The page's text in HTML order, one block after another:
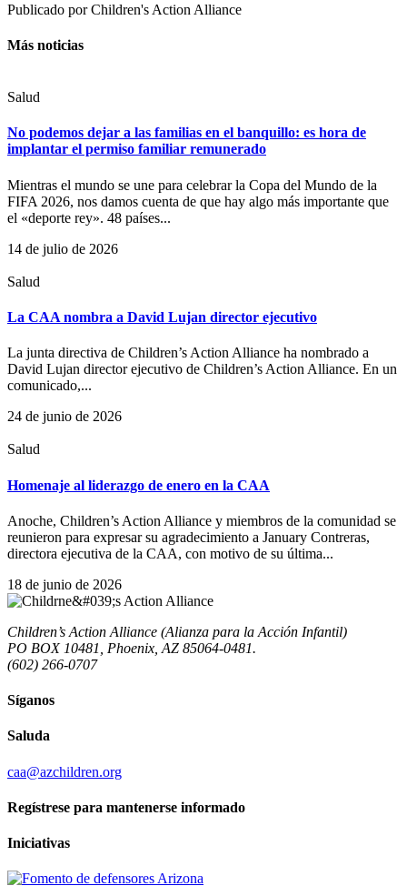
Publicado porChildren's Action Alliance
Más noticias
Salud
No podemos dejar a las familias en el banquillo: es hora de
implantar el permiso familiar remunerado
Mientras el mundo se une para celebrar la Copa del Mundo de la
FIFA 2026, nos damos cuenta de que hay algo más importante que
el «deporte rey». 48 países...
14 de julio de 2026
Salud
La CAA nombra a David Lujan director ejecutivo
La junta directiva de Children’s Action Alliance ha nombrado a
David Lujan director ejecutivo de Children’s Action Alliance. En un
comunicado,...
24 de junio de 2026
Salud
Homenaje al liderazgo de enero en la CAA
Anoche, Children’s Action Alliance y miembros de la comunidad se
reunieron para expresar su agradecimiento a January Contreras,
directora ejecutiva de la CAA, con motivo de su última...
18 de junio de 2026
Children’s Action Alliance (Alianza para la Acción Infantil)
PO BOX 10481, Phoenix, AZ 85064-0481.
(602) 266-0707
Síganos
Saluda
caa@azchildren.org
Regístrese para mantenerse informado
Iniciativas